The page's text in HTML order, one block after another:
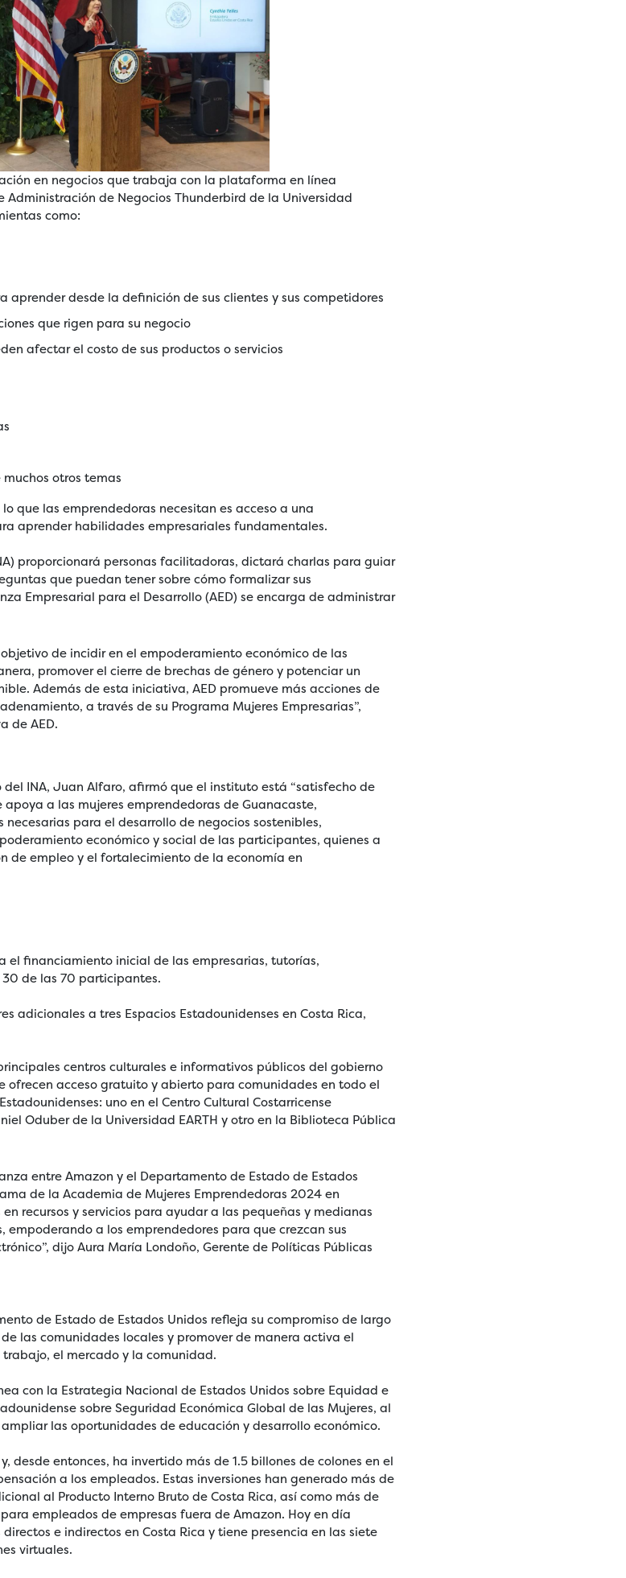
en negocios que trabaja con la plataforma en línea
Administración de Negocios Thunderbird de la Universidad
como:
aprender desde la definición de sus clientes y sus competidores
que rigen para su negocio
afectar el costo de sus productos o servicios
otros temas
que las emprendedoras necesitan es acceso a una
aprender habilidades empresariales fundamentales.
proporcionará personas facilitadoras, dictará charlas para guiar
que puedan tener sobre cómo formalizar sus
Empresarial para el Desarrollo (AED) se encarga de administrar
de incidir en el empoderamiento económico de las
promover el cierre de brechas de género y potenciar un
Además de esta iniciativa, AED promueve más acciones de
a través de su Programa Mujeres Empresarias”,
de AED.
del INA, Juan Alfaro, afirmó que el instituto está “satisfecho de
a las mujeres emprendedoras de Guanacaste,
para el desarrollo de negocios sostenibles,
económico y social de las participantes, quienes a
de empleo y el fortalecimiento de la economía en
el financiamiento inicial de las empresarias, tutorías,
de las 70 participantes.
adicionales a tres Espacios Estadounidenses en Costa Rica,
centros culturales e informativos públicos del gobierno
ofrecen acceso gratuito y abierto para comunidades en todo el
uno en el Centro Cultural Costarricense
Oduber de la Universidad EARTH y otro en la Biblioteca Pública
entre Amazon y el Departamento de Estado de Estados
de la Academia de Mujeres Emprendedoras 2024 en
recursos y servicios para ayudar a las pequeñas y medianas
empoderando a los emprendedores para que crezcan sus
dijo Aura María Londoño, Gerente de Políticas Públicas
de Estado de Estados Unidos refleja su compromiso de largo
las comunidades locales y promover de manera activa el
el mercado y la comunidad.
con la Estrategia Nacional de Estados Unidos sobre Equidad e
sobre Seguridad Económica Global de las Mujeres, al
las oportunidades de educación y desarrollo económico.
desde entonces, ha invertido más de 1.5 billones de colones en el
a los empleados. Estas inversiones han generado más de
al Producto Interno Bruto de Costa Rica, así como más de
empleados de empresas fuera de Amazon. Hoy en día
e indirectos en Costa Rica y tiene presencia en las siete
virtuales.